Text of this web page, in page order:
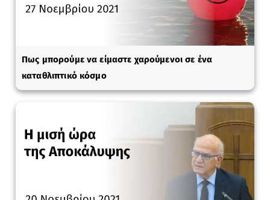
Πως μπορούμε να είμαστε χαρούμενοι σε ένα
καταθλιπτικό κόσμο